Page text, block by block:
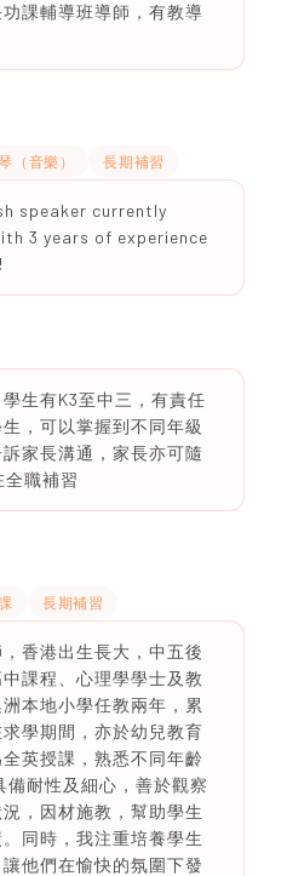
課輔導班導師，有教導
（音樂） 長期補習
speaker currently
3 years of experience
生有K3至中三，有責任
，可以掌握到不同年級
家長溝通，家長亦可隨
職補習
長期補習
香港出生長大，中五後
課程、心理學學士及教
本地小學任教兩年，累
學期間，亦於幼兒教育
英授課，熟悉不同年齡
備耐性及細心，善於觀察
，因材施教，幫助學生
同時，我注重培養學生
他們在愉快的氛圍下發